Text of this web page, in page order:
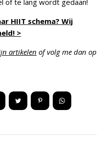
of te lang wordt gedaan!
HIIT schema? Wij
>
artikelen of volg me dan op